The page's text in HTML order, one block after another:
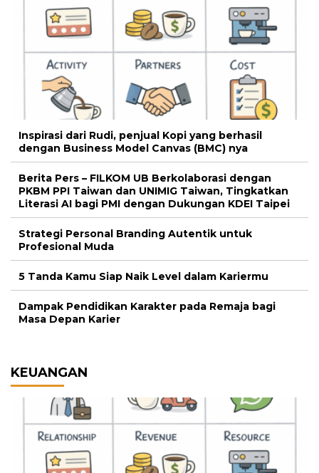
Inspirasi dari Rudi, penjual Kopi yang berhasil
dengan Business Model Canvas (BMC) nya
Berita Pers – FILKOM UB Berkolaborasi dengan
PKBM PPI Taiwan dan UNIMIG Taiwan, Tingkatkan
Literasi AI bagi PMI dengan Dukungan KDEI Taipei
Strategi Personal Branding Autentik untuk
Profesional Muda
5 Tanda Kamu Siap Naik Level dalam Kariermu
Dampak Pendidikan Karakter pada Remaja bagi
Masa Depan Karier
KEUANGAN